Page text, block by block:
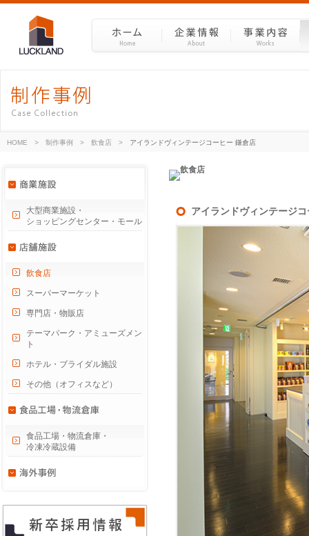
HOME > 制作事例 > 飲食店 > アイランドヴィンテージコーヒー 鎌倉店
アイランドヴィンテージ
大型商業施設・
ショッピングセンター・モール
飲食店
スーパーマーケット
専門店・物販店
テーマパーク・アミューズメン
ト
ホテル・ブライダル施設
その他（オフィスなど）
食品工場・物流倉庫・
冷凍冷蔵設備